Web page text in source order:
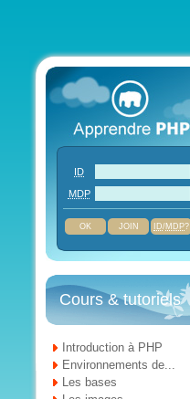
ID
MDP
JOIN ID/MDP?
Cours & tutoriels
Introduction à PHP
Environnements de...
Les bases